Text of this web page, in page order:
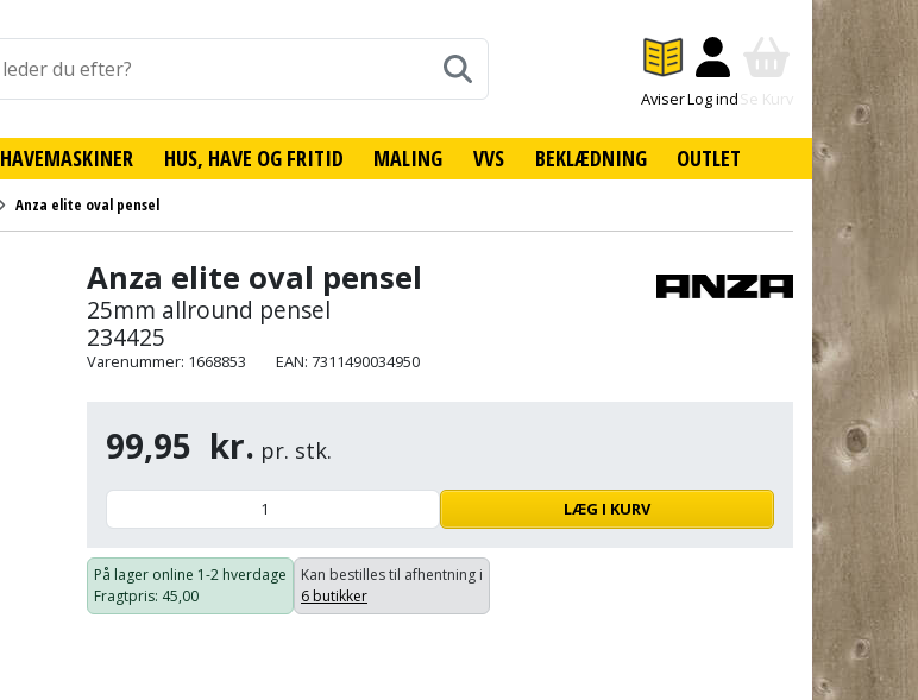
HAVEMASKINER HUS, HAVE OG FRITID MALING VVS BEKLÆDNING OUTLET
AviserLog indSe Kurv
Anza elite oval pensel
Anza elite oval pensel
25mm allround pensel
234425
Varenummer: 1668853 EAN: 7311490034950
99,95 kr. pr. stk.
LÆG I KURV
På lager online 1-2 hverdage
Fragtpris: 45,00
Kan bestilles til afhentning i
6 butikker